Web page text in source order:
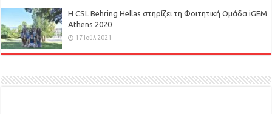
H CSL Behring Hellas στηρίζει τη Φοιτητική Ομάδα iGEM
Athens 2020
17 Ιούλ 2021